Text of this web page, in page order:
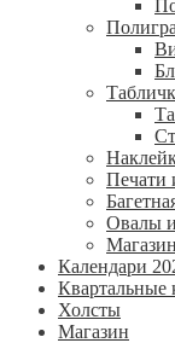
Печати
Овалы
Магазин
Календари
Квартальные
Холсты
Магазин